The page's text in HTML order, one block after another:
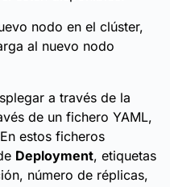
nodo en el clúster,
al nuevo nodo
a través de la
de un fichero YAML,
estos ficheros
Deployment, etiquetas
número de réplicas,